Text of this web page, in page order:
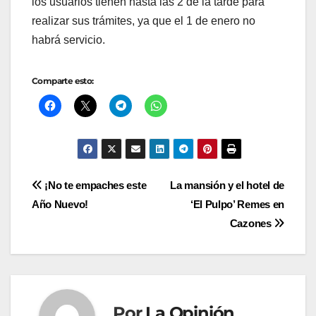
realizar sus trámites, ya que el 1 de enero no
habrá servicio.
Comparte esto:
Navegación
entradas
La mansión y el hotel de
‘El Pulpo’ Remes en
Cazones
¡No te empaches este
Año Nuevo!